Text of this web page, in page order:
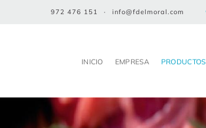
972 476 151 · info@fdelmoral.com
INICIO EMPRESA PRODUCTOS